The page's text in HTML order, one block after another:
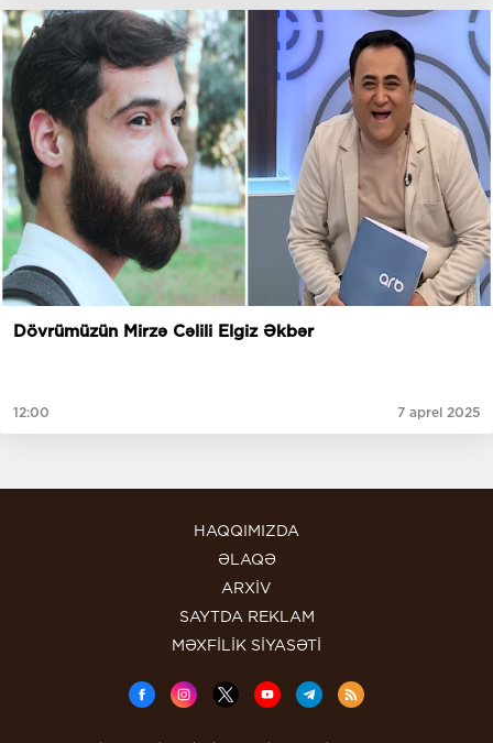
Dövrümüzün Mirzə Cəlili Elgiz Əkbər
12:00 7 aprel 2025
HAQQIMIZDA
ƏLAQƏ
ARXİV
SAYTDA REKLAM
MƏXFİLİK SİYASƏTİ